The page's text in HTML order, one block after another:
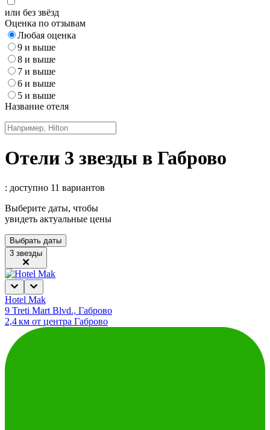
или без звёзд
Оценка по отзывам
Любая оценка
9 и выше
8 и выше
7 и выше
6 и выше
5 и выше
Название отеля
Отели 3 звезды в Габрово
: доступно 11 вариантов
Выберите даты, чтобы
увидеть актуальные цены
Выбрать даты
3 звезды
Hotel Mak
9 Treti Mart Blvd., Габрово
2,4 км от центра Габрово